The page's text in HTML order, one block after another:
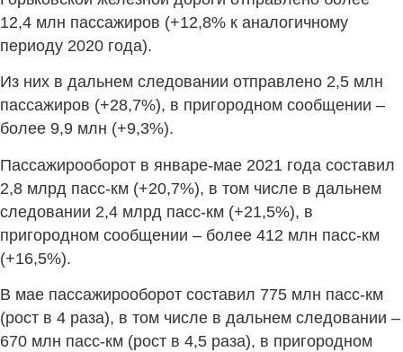
12,4 млн пассажиров (+12,8% к аналогичному
периоду 2020 года).
Из них в дальнем следовании отправлено 2,5 млн
пассажиров (+28,7%), в пригородном сообщении –
более 9,9 млн (+9,3%).
Пассажирооборот в январе-мае 2021 года составил
2,8 млрд пасс-км (+20,7%), в том числе в дальнем
следовании 2,4 млрд пасс-км (+21,5%), в
пригородном сообщении – более 412 млн пасс-км
(+16,5%).
В мае пассажирооборот составил 775 млн пасс-км
(рост в 4 раза), в том числе в дальнем следовании –
670 млн пасс-км (рост в 4,5 раза), в пригородном